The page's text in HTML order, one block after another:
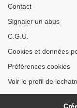
Contact
Signaler un abus
C.G.U.
Cookies et données
Préférences cookies
Voir le profil de